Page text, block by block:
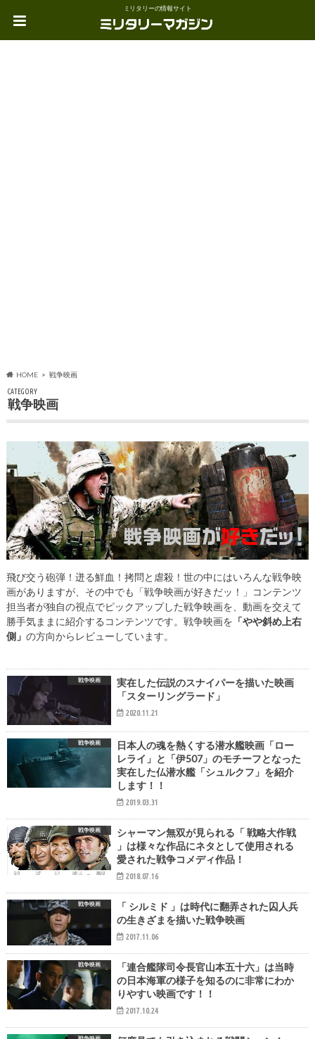
ミリタリーの情報サイト
HOME 戦争映画
CATEGORY
戦争映画
飛び交う砲弾！迸る鮮血！拷問と虐殺！世の中にはいろんな戦争映
画がありますが、その中でも「戦争映画が好きだッ！」コンテンツ
担当者が独自の視点でピックアップした戦争映画を、動画を交えて
勝手気ままに紹介するコンテンツです。戦争映画を 「やや斜め上右
側」 の方向からレビューしています。
戦争映画
実在した伝説のスナイパーを描いた映画
「スターリングラード」
2020.11.21
戦争映画
日本人の魂を熱くする潜水艦映画「ロー
レライ」と「伊507」のモチーフとなった
実在した仏潜水艦「シュルクフ」を紹介
します！！
2019.03.31
戦争映画
シャーマン無双が見られる「 戦略大作戦
」は様々な作品にネタとして使用される
愛された戦争コメディ作品！
2018.07.16
戦争映画
「 シルミド 」は時代に翻弄された囚人兵
の生きざまを描いた戦争映画
2017.11.06
戦争映画
「連合艦隊司令長官山本五十六」は当時
の日本海軍の様子を知るのに非常にわか
りやすい映画です！！
2017.10.24